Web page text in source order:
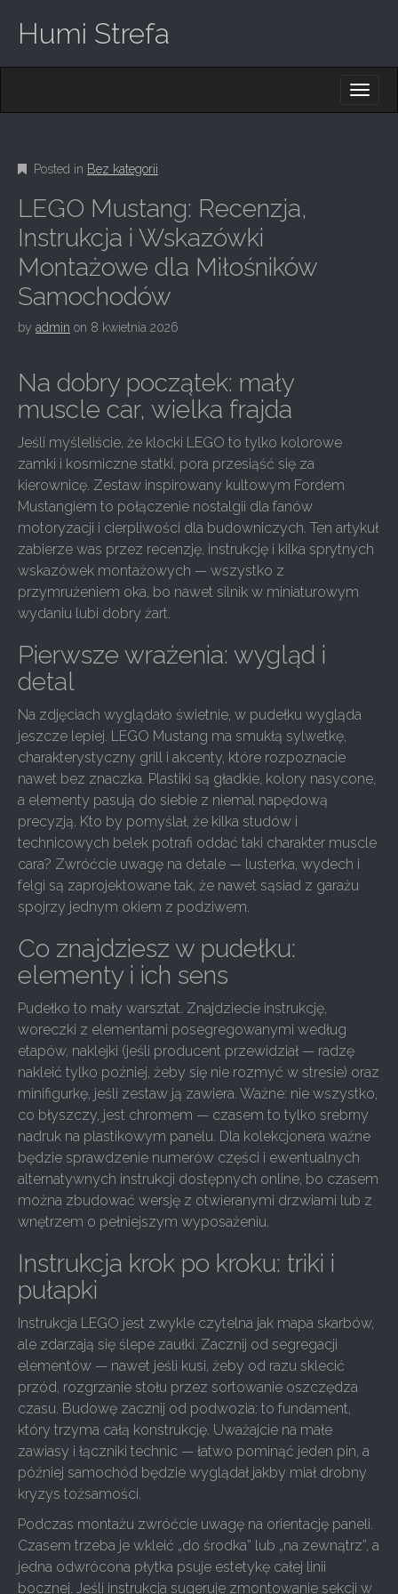
Humi Strefa
M
E
N
U
C
T
E
N
T
Posted in Bez kategorii
LEGO Mustang: Recenzja,
Instrukcja i Wskazówki
Montażowe dla Miłośników
Samochodów
by admin on 8 kwietnia 2026
Na dobry początek: mały
muscle car, wielka frajda
Jeśli myśleliście, że klocki LEGO to tylko kolorowe
zamki i kosmiczne statki, pora przesiąść się za
kierownicę. Zestaw inspirowany kultowym Fordem
Mustangiem to połączenie nostalgii dla fanów
motoryzacji i cierpliwości dla budowniczych. Ten artykuł
zabierze was przez recenzję, instrukcję i kilka sprytnych
wskazówek montażowych — wszystko z
przymrużeniem oka, bo nawet silnik w miniaturowym
wydaniu lubi dobry żart.
Pierwsze wrażenia: wygląd i
detal
Na zdjęciach wyglądało świetnie, w pudełku wygląda
jeszcze lepiej. LEGO Mustang ma smukłą sylwetkę,
charakterystyczny grill i akcenty, które rozpoznacie
nawet bez znaczka. Plastiki są gładkie, kolory nasycone,
a elementy pasują do siebie z niemal napędową
precyzją. Kto by pomyślał, że kilka studów i
technicowych belek potrafi oddać taki charakter muscle
cara? Zwróćcie uwagę na detale — lusterka, wydech i
felgi są zaprojektowane tak, że nawet sąsiad z garażu
spojrzy jednym okiem z podziwem.
Co znajdziesz w pudełku:
elementy i ich sens
Pudełko to mały warsztat. Znajdziecie instrukcję,
woreczki z elementami posegregowanymi według
etapów, naklejki (jeśli producent przewidział — radzę
nakleić tylko poźniej, żeby się nie rozmyć w stresie) oraz
minifigurkę, jeśli zestaw ją zawiera. Ważne: nie wszystko,
co błyszczy, jest chromem — czasem to tylko srebrny
nadruk na plastikowym panelu. Dla kolekcjonera ważne
będzie sprawdzenie numerów części i ewentualnych
alternatywnych instrukcji dostępnych online, bo czasem
można zbudować wersję z otwieranymi drzwiami lub z
wnętrzem o pełniejszym wyposażeniu.
Instrukcja krok po kroku: triki i
pułapki
Instrukcja LEGO jest zwykle czytelna jak mapa skarbów,
ale zdarzają się ślepe zaułki. Zacznij od segregacji
elementów — nawet jeśli kusi, żeby od razu sklecić
przód, rozgrzanie stołu przez sortowanie oszczędza
czasu. Budowę zacznij od podwozia: to fundament,
który trzyma całą konstrukcję. Uważajcie na małe
zawiasy i łączniki technic — łatwo pominąć jeden pin, a
później samochód będzie wyglądał jakby miał drobny
kryzys tożsamości.
Podczas montażu zwróćcie uwagę na orientację paneli.
Czasem trzeba je wkleić „do środka” lub „na zewnątrz”, a
jedna odwrócona płytka psuje estetykę całej linii
bocznej. Jeśli instrukcja sugeruje zmontowanie sekcji w